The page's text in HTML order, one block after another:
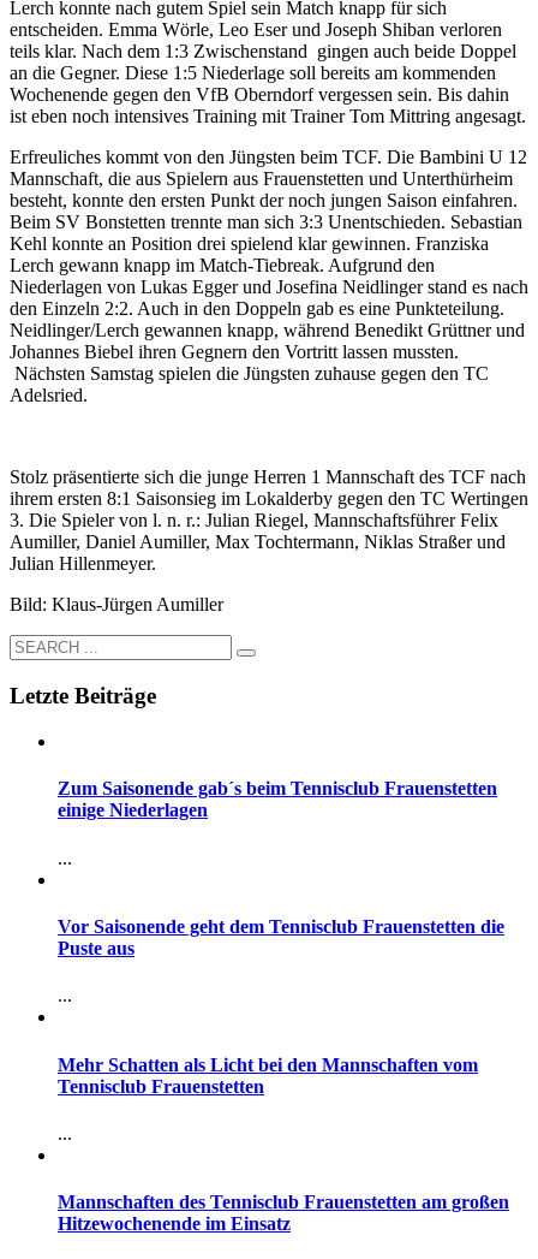
Lerch konnte nach gutem Spiel sein Match knapp für sich
entscheiden. Emma Wörle, Leo Eser und Joseph Shiban verloren
teils klar. Nach dem 1:3 Zwischenstand gingen auch beide Doppel
an die Gegner. Diese 1:5 Niederlage soll bereits am kommenden
Wochenende gegen den VfB Oberndorf vergessen sein. Bis dahin
ist eben noch intensives Training mit Trainer Tom Mittring angesagt.
Erfreuliches kommt von den Jüngsten beim TCF. Die Bambini U 12
Mannschaft, die aus Spielern aus Frauenstetten und Unterthürheim
besteht, konnte den ersten Punkt der noch jungen Saison einfahren.
Beim SV Bonstetten trennte man sich 3:3 Unentschieden. Sebastian
Kehl konnte an Position drei spielend klar gewinnen. Franziska
Lerch gewann knapp im Match-Tiebreak. Aufgrund den
Niederlagen von Lukas Egger und Josefina Neidlinger stand es nach
den Einzeln 2:2. Auch in den Doppeln gab es eine Punkteteilung.
Neidlinger/Lerch gewannen knapp, während Benedikt Grüttner und
Johannes Biebel ihren Gegnern den Vortritt lassen mussten.
Nächsten Samstag spielen die Jüngsten zuhause gegen den TC
Adelsried.
Stolz präsentierte sich die junge Herren 1 Mannschaft des TCF nach
ihrem ersten 8:1 Saisonsieg im Lokalderby gegen den TC Wertingen
3. Die Spieler von l. n. r.: Julian Riegel, Mannschaftsführer Felix
Aumiller, Daniel Aumiller, Max Tochtermann, Niklas Straßer und
Julian Hillenmeyer.
Bild: Klaus-Jürgen Aumiller
Letzte Beiträge
Zum Saisonende gab´s beim Tennisclub Frauenstetten
einige Niederlagen
...
Vor Saisonende geht dem Tennisclub Frauenstetten die
Puste aus
...
Mehr Schatten als Licht bei den Mannschaften vom
Tennisclub Frauenstetten
...
Mannschaften des Tennisclub Frauenstetten am großen
Hitzewochenende im Einsatz